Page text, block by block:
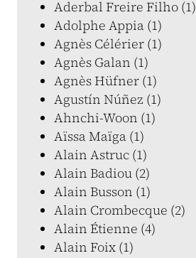
Aderbal Freire Filho (1)
Adolphe Appia (1)
Agnès Célérier (1)
Agnès Galan (1)
Agnès Hüfner (1)
Agustín Núñez (1)
Ahnchi-Woon (1)
Aïssa Maïga (1)
Alain Astruc (1)
Alain Badiou (2)
Alain Busson (1)
Alain Crombecque (2)
Alain Étienne (4)
Alain Foix (1)